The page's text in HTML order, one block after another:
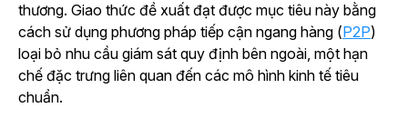
thương. Giao thức đề xuất đạt được mục tiêu này bằng
cách sử dụng phương pháp tiếp cận ngang hàng (P2P)
loại bỏ nhu cầu giám sát quy định bên ngoài, một hạn
chế đặc trưng liên quan đến các mô hình kinh tế tiêu
chuẩn.